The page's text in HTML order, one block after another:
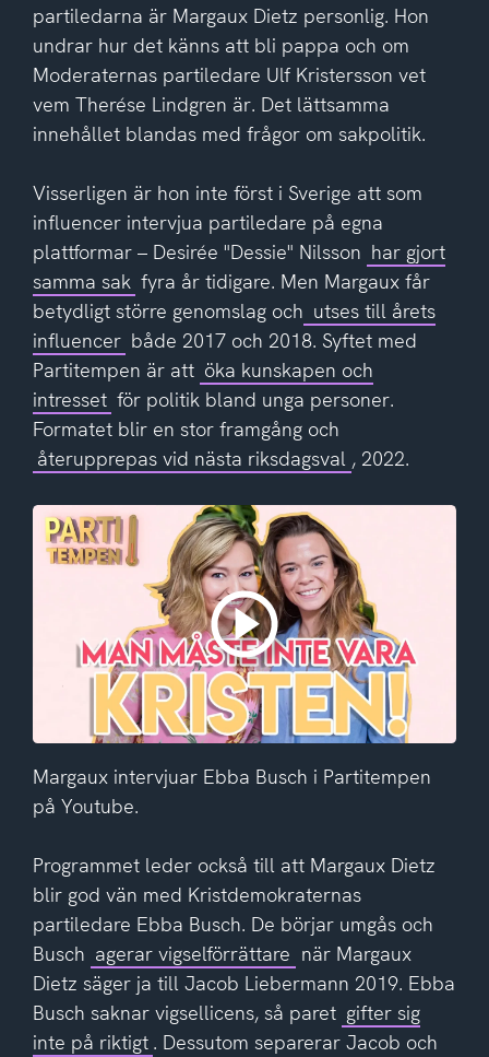
partiledarna är Margaux Dietz personlig. Hon
undrar hur det känns att bli pappa och om
Moderaternas partiledare Ulf Kristersson vet
vem Therése Lindgren är. Det lättsamma
innehållet blandas med frågor om sakpolitik.
Visserligen är hon inte först i Sverige att som
influencer intervjua partiledare på egna
plattformar – Desirée "Dessie" Nilsson har gjort
samma sak fyra år tidigare. Men Margaux får
betydligt större genomslag och utses till årets
influencer både 2017 och 2018. Syftet med
Partitempen är att öka kunskapen och
intresset för politik bland unga personer.
Formatet blir en stor framgång och
återupprepas vid nästa riksdagsval , 2022.
Margaux intervjuar Ebba Busch i Partitempen
på Youtube.
Programmet leder också till att Margaux Dietz
blir god vän med Kristdemokraternas
partiledare Ebba Busch. De börjar umgås och
Busch agerar vigselförrättare när Margaux
Dietz säger ja till Jacob Liebermann 2019. Ebba
Busch saknar vigsellicens, så paret gifter sig
inte på riktigt . Dessutom separerar Jacob och